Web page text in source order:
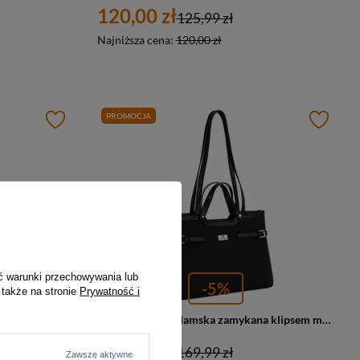
120,00 zł
Najniższa cena:120,00 zł
125,99 zł
PROMOCJA
-5%
Czarna torebka damska zamykana klipsem magnetycznym, zawieszona na wygodnych uchwytach - Peterson
161,00 zł 169,99 zł
warunki przechowywania lub
na stronie Prywatność i
Zawsze aktywne